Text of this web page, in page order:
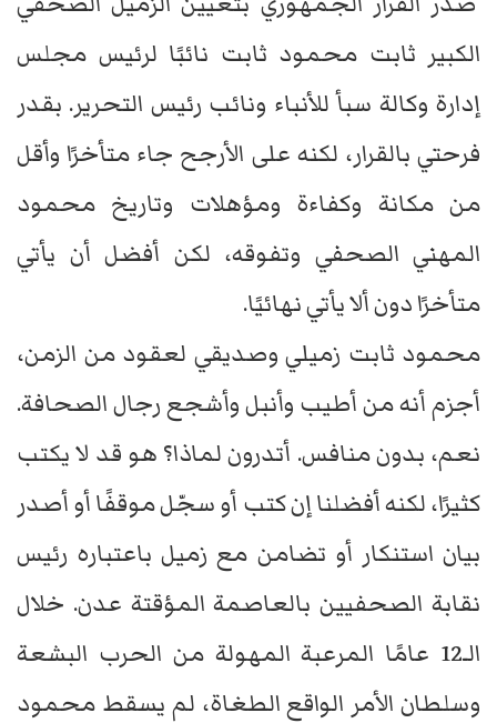
الكبير ثابت محمود ثابت نائبًا لرئيس مجلس
إدارة وكالة سبأ للأنباء ونائب رئيس التحرير. بقدر
فرحتي بالقرار، لكنه على الأرجح جاء متأخرًا وأقل
من مكانة وكفاءة ومؤهلات وتاريخ محمود
المهني الصحفي وتفوقه، لكن أفضل أن يأتي
متأخرًا دون ألا يأتي نهائيًا.
محمود ثابت زميلي وصديقي لعقود من الزمن،
أجزم أنه من أطيب وأنبل وأشجع رجال الصحافة.
نعم، بدون منافس. أتدرون لماذا؟ هو قد لا يكتب
كثيرًا، لكنه أفضلنا إن كتب أو سجّل موقفًا أو أصدر
بيان استنكار أو تضامن مع زميل باعتباره رئيس
نقابة الصحفيين بالعاصمة المؤقتة عدن. خلال
الـ12 عامًا المرعبة المهولة من الحرب البشعة
وسلطان الأمر الواقع الطغاة، لم يسقط محمود